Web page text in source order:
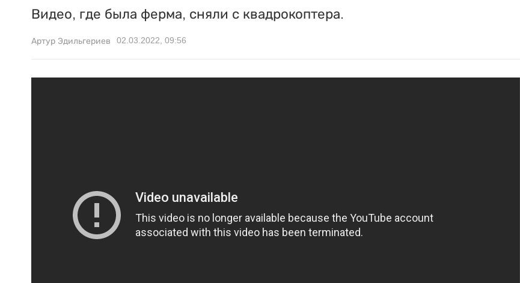
Видео, где была ферма, сняли с квадрокоптера.
Артур Эдильгериев 02.03.2022, 09:56